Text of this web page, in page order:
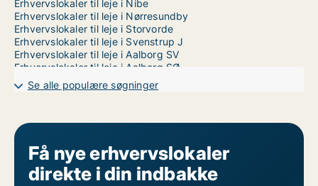
Erhvervslokaler til leje i Nibe
Erhvervslokaler til leje i Nørresundby
Erhvervslokaler til leje i Storvorde
Erhvervslokaler til leje i Svenstrup J
Erhvervslokaler til leje i Aalborg SV
Erhvervslokaler til leje i Aalborg SØ
Erhvervslokaler til leje i Aalborg Øst
Se alle populære søgninger
Få nye erhvervslokaler
direkte i din indbakke